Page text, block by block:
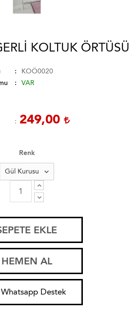
KOLTUK ÖRTÜSÜ
KOÖ0020
VAR
249,00
Renk
EKLE
HEMEN AL
Whatsapp Destek